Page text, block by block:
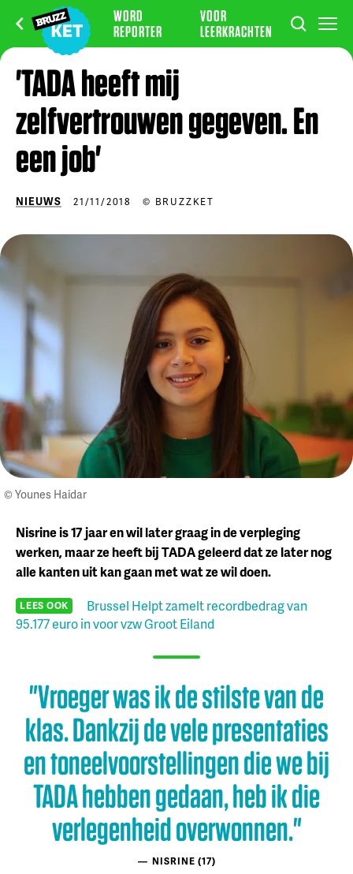
WORD
REPORTER
VOOR
LEERKRACHTEN
'TADA heeft mij
zelfvertrouwen gegeven. En
een job'
NIEUWS 21/11/2018 © BRUZZKET
© Younes Haidar
Nisrine is 17 jaar en wil later graag in de verpleging
werken, maar ze heeft bij TADA geleerd dat ze later nog
alle kanten uit kan gaan met wat ze wil doen.
LEES OOK
Brussel Helpt zamelt recordbedrag van
95.177 euro in voor vzw Groot Eiland
"Vroeger was ik de stilste van de
klas. Dankzij de vele presentaties
en toneelvoorstellingen die we bij
TADA hebben gedaan, heb ik die
verlegenheid overwonnen."
NISRINE (17)